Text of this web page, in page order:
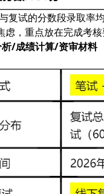
复试的分数段录取率
虑，重点放在完成考核
/成绩计算/资审材料